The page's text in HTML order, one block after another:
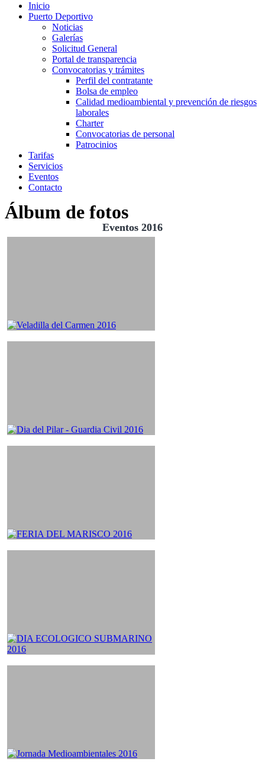
Inicio
Puerto Deportivo
Noticias
Galerías
Solicitud General
Portal de transparencia
Convocatorias y trámites
Perfil del contratante
Bolsa de empleo
Calidad medioambiental y prevención de riesgos
laborales
Charter
Convocatorias de personal
Patrocinios
Tarifas
Servicios
Eventos
Contacto
Álbum de fotos
Eventos 2016